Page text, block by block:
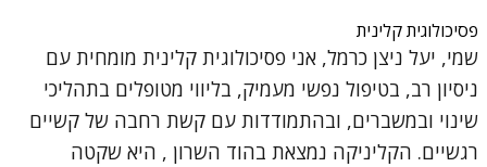
פסיכולוגית קלינית
שמי, יעל ניצן כרמל, אני פסיכולוגית קלינית מומחית עם
ניסיון רב, בטיפול נפשי מעמיק, בליווי מטופלים בתהליכי
שינוי ובמשברים, ובהתמודדות עם קשת רחבה של קשיים
רגשיים. הקליניקה נמצאת בהוד השרון , היא שקטה